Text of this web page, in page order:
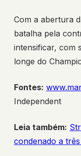
Com a abertura
batalha pela
intensificar, com
longe do
Fontes:
Independent
Leia também:
condenado a